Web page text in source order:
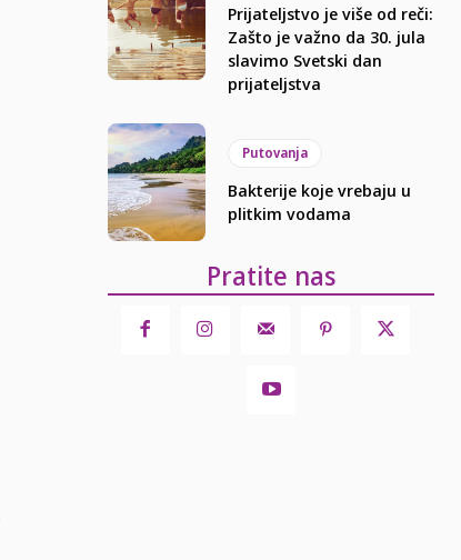
Prijateljstvo je više od reči:
Zašto je važno da 30. jula
slavimo Svetski dan
prijateljstva
Putovanja
Bakterije koje vrebaju u
plitkim vodama
Pratite nas